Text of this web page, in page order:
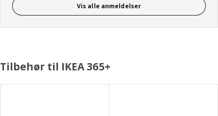
Vis alle anmeldelser
Tilbehør til IKEA 365+